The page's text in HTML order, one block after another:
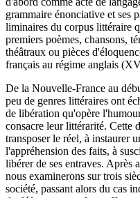
grammaire énonciative et ses
liminaires du corpus littéraire
premiers poèmes, chansons,
théâtraux ou pièces
français au régime anglais
De la Nouvelle-France au
peu de genres littéraires ont
de libération qu'opère
consacre leur littérarité. Cette
transposer le réel, à instaurer
l'appréhension des faits, à
libérer de ses entraves. Après
nous examinerons sur trois
société, passant alors du cas